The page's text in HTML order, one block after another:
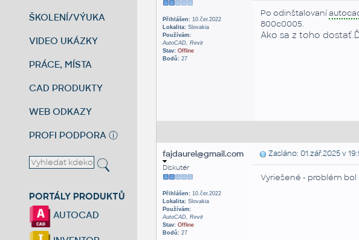
ŠKOLENÍ/VÝUKA
VIDEO UKÁZKY
PRÁCE, MÍSTA
CAD PRODUKTY
WEB ODKAZY
PROFI PODPORA ⓘ
PORTÁLY PRODUKTŮ
AUTOCAD
Přihlášen:10.čer.2022
Lokalita:Slovakia
Používám:
AutoCAD, Revit
Stav: Offline
Bodů:27
Po odinštalovaní
800c0005.
Ako sa z toho
fajdaurel@gmail.com
Diskutér
Přihlášen:10.čer.2022
Lokalita:Slovakia
Používám:
AutoCAD, Revit
Stav: Offline
Bodů:27
Zasláno: 01.zář.2025 v
Vyriešené - problém